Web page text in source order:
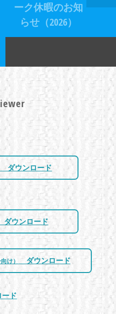
ーク休暇のお知
らせ（2026）
ダウンロード
ウンロード
け） ダウンロード
ド